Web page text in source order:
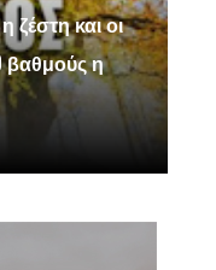
και οι
βαθμούς η